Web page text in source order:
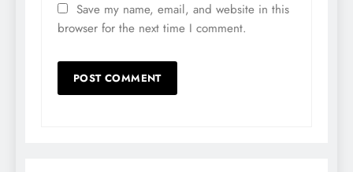
Save my name, email, and website in this
browser for the next time I comment.